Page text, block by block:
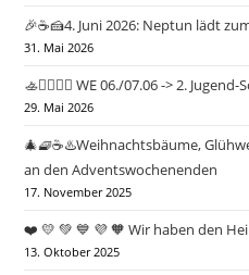
🎉☕🍰4. Juni 2026: Neptun lädt
31. Mai 2026
🚣🤽‍♂️🏄‍♀️ WE 06./07.06 -> 2.
29. Mai 2026
🎄🧇☕♨️Weihnachtsbäume,
an den Adventswochenenden
17. November 2025
❤️ 💛 💚 💙 💜 🧡 Wir haben den
13. Oktober 2025